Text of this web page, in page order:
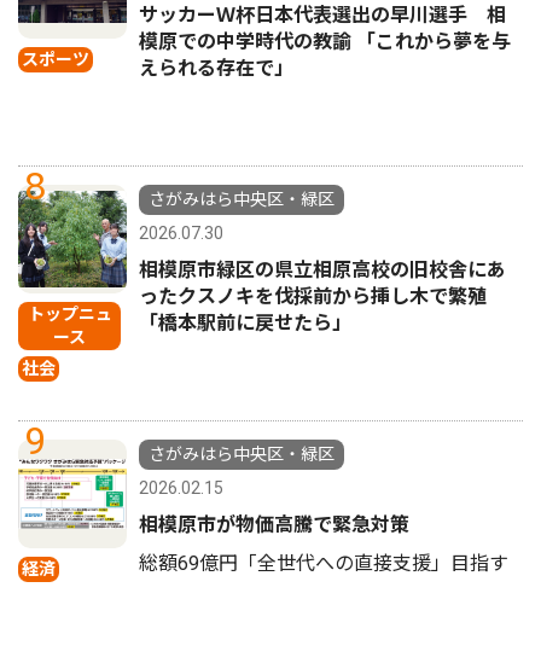
スポーツ
サッカーＷ杯日本代表選出の早川選手 相
模原での中学時代の教諭 「これから夢を与
えられる存在で」
8
トップニュ
ース
社会
さがみはら中央区・緑区
2026.07.30
相模原市緑区の県立相原高校の旧校舎にあ
ったクスノキを伐採前から挿し木で繁殖
「橋本駅前に戻せたら」
9
経済
さがみはら中央区・緑区
2026.02.15
相模原市が物価高騰で緊急対策
総額69億円「全世代への直接支援」目指す